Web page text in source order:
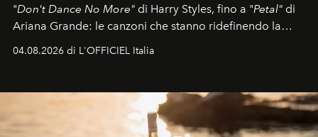
"Don't Dance No More" di Harry Styles, fino a "Petal" di
Ariana Grande: le canzoni che stanno ridefinendo la
colonna sonora della stagione.
04.08.2026 di L'OFFICIEL Italia